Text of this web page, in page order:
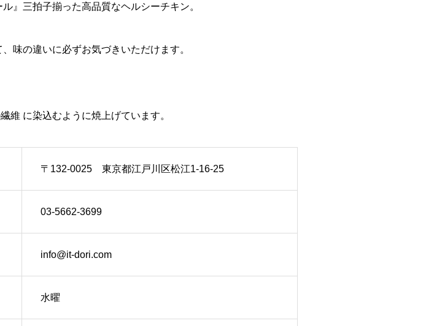
』三拍子揃った高品質なヘルシーチキン。
味の違いに必ずお気づきいただけます。
維 に染込むように焼上げています。
〒132-0025 東京都江戸川区松江1-16-25
03-5662-3699
info@it-dori.com
水曜